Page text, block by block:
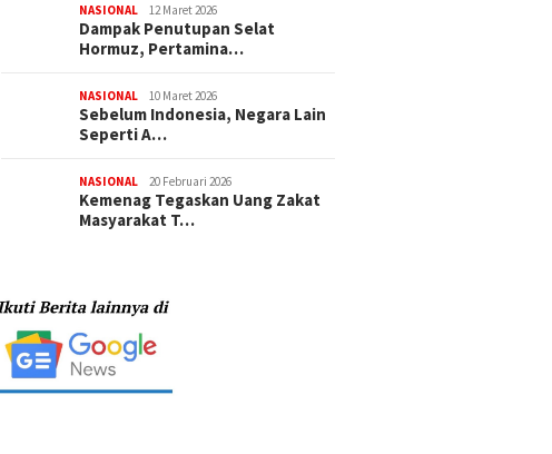
NASIONAL 12 Maret 2026
Dampak Penutupan Selat
Hormuz, Pertamina…
NASIONAL 10 Maret 2026
Sebelum Indonesia, Negara Lain
Seperti A…
NASIONAL 20 Februari 2026
Kemenag Tegaskan Uang Zakat
Masyarakat T…